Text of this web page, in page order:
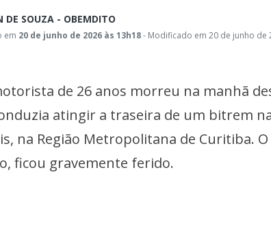
DE SOUZA - OBEMDITO
em 20 de junho de 2026 às 13h18- Modificado em 20 de junho de
de 26 anos morreu na manhã
atingir a traseira de um bitrem na
na Região Metropolitana de Curitiba.
ficou gravemente ferido.